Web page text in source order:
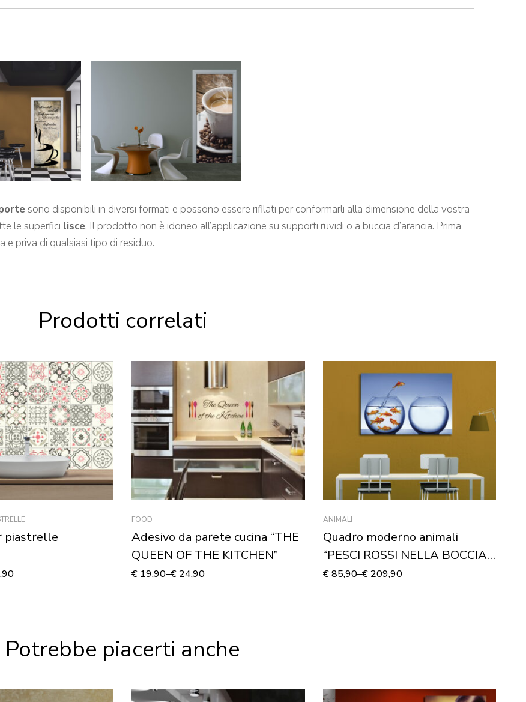
sono disponibili in diversi formati e possono essere rifilati per conformarli alla dimensione della vostra
le superfici lisce. Il prodotto non è idoneo all’applicazione su supporti ruvidi o a buccia d’arancia. Prima
e priva di qualsiasi tipo di residuo.
Prodotti correlati
piastrelle
FOOD
Adesivo da parete cucina “THE
QUEEN OF THE KITCHEN”
€ 19,90–€ 24,90
ANIMALI
Quadro moderno animali
“PESCI ROSSI NELLA BOCCIA”
– Stampa su tela
€85,90–€209,90
Potrebbe piacerti anche